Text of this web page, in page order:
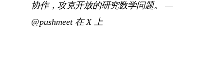
协作，攻克开放的研究数学问题。
—
@pushmeet 在 X 上